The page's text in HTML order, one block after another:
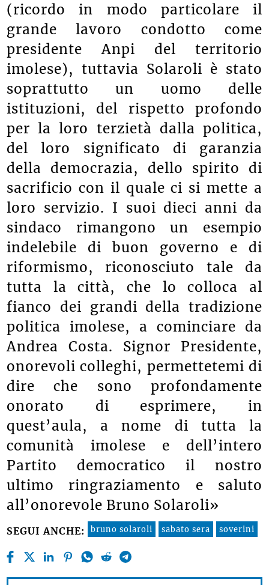
(ricordo in modo particolare il
grande lavoro condotto come
presidente Anpi del territorio
imolese), tuttavia Solaroli è stato
soprattutto un uomo delle
istituzioni, del rispetto profondo
per la loro terzietà dalla politica,
del loro significato di garanzia
della democrazia, dello spirito di
sacrificio con il quale ci si mette a
loro servizio. I suoi dieci anni da
sindaco rimangono un esempio
indelebile di buon governo e di
riformismo, riconosciuto tale da
tutta la città, che lo colloca al
fianco dei grandi della tradizione
politica imolese, a cominciare da
Andrea Costa. Signor Presidente,
onorevoli colleghi, permettetemi di
dire che sono profondamente
onorato di esprimere, in
quest’aula, a nome di tutta la
comunità imolese e dell’intero
Partito democratico il nostro
ultimo ringraziamento e saluto
all’onorevole Bruno Solaroli»
SEGUI ANCHE: bruno solaroli sabato sera soverini